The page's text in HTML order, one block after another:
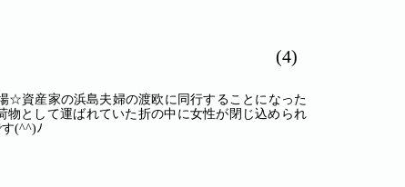
(4)
☆資産家の浜島夫婦の渡欧に同行することになった
として運ばれていた折の中に女性が閉じ込められ
(^^)ﾉ